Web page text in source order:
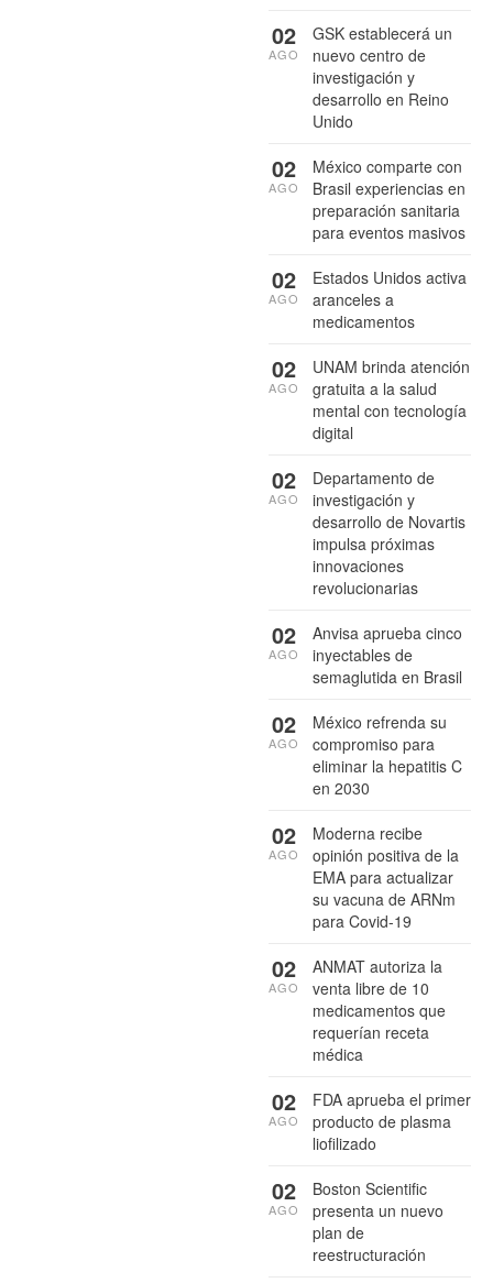
GSK establecerá un
nuevo centro de
investigación y
desarrollo en Reino
Unido
02
AGO
México comparte con
Brasil experiencias en
preparación sanitaria
para eventos masivos
02
AGO
Estados Unidos activa
aranceles a
medicamentos
02
AGO
UNAM brinda atención
gratuita a la salud
mental con tecnología
digital
02
AGO
Departamento de
investigación y
desarrollo de Novartis
impulsa próximas
innovaciones
revolucionarias
02
AGO
Anvisa aprueba cinco
inyectables de
semaglutida en Brasil
02
AGO
México refrenda su
compromiso para
eliminar la hepatitis C
en 2030
02
AGO
Moderna recibe
opinión positiva de la
EMA para actualizar
su vacuna de ARNm
para Covid-19
02
AGO
ANMAT autoriza la
venta libre de 10
medicamentos que
requerían receta
médica
02
AGO
FDA aprueba el primer
producto de plasma
liofilizado
02
AGO
Boston Scientific
presenta un nuevo
plan de
reestructuración
02
AGO